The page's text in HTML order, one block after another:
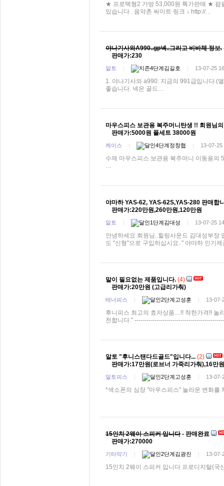
★ 프로텍형2 가방 53,000원 특가판매 ★ 팝
있습니다 . 음악촌 싸이트 링크 ↓ http://…
야나기사와A990..gp넥..그리고 비바체 정보.
판매가:230
알토 | 김길호 | 13-07-25
1. 야나기사와 a990: 지금의 991급입니다.(
좋습니다. 넥은 골드…
마우스피스 보관용 복주머니탄생 !! 회원님
판매가:5000원 풀세트 38000원
케이스 | 정창협 | 13-07-25
수제 마우스피스 보관용 복주머니 이동용의
…
야마하 YAS-62, YAS-62S,YAS-280 판매합
판매가:220만원,260만원,120만원
알토 | 김대성 | 13-07-25
안녕하세요 회원님..힐링사운드 김대성부장
도 "신형"으로 구입하십시요.." 야먀하 인기
말이 필요없는 제품입니다. (4)
판매가:20만원 (고급리가춰)
테너피스 | 고성훈 | 13-07-
후니피스 최고의 효자상품....!! 착한가격!!
천합니다."
알토 "후니스탠다드골드"입니다... (2)
판매가:17만원(로브너 가죽리가춰),16만
알토피스 | 고성훈 | 13-07-
*색소폰의 심장 "마우스피스" 놀라운 변화를
15인치 2웨이 스피커 입니다- 판매완료
판매가:270000
기타악기 | 김광진 | 13-07-
15인치 2웨이 스피커 입니다 프로디지탈(